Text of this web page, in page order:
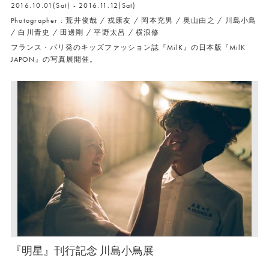
2016.10.01(Sat) - 2016.11.12(Sat)
Photographer : 荒井俊哉 / 戎康友 / 岡本充男 / 奥山由之 / 川島小鳥
/ 白川青史 / 田邊剛 / 平野太呂 / 横浪修
フランス・パリ発のキッズファッション誌『MilK』の日本版『MilK
JAPON』の写真展開催。
『明星』刊行記念 川島小鳥展